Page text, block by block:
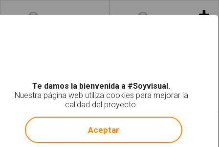
acerca de "Boxeador"
Leer más Leer más
Jugador de hockey
Boxeadores
Jugador de ping pong
Te damos la bienvenida a #Soyvisual.
Nuestra página web utiliza cookies para mejorar la
calidad del proyecto.
! Not valid!
Aceptar